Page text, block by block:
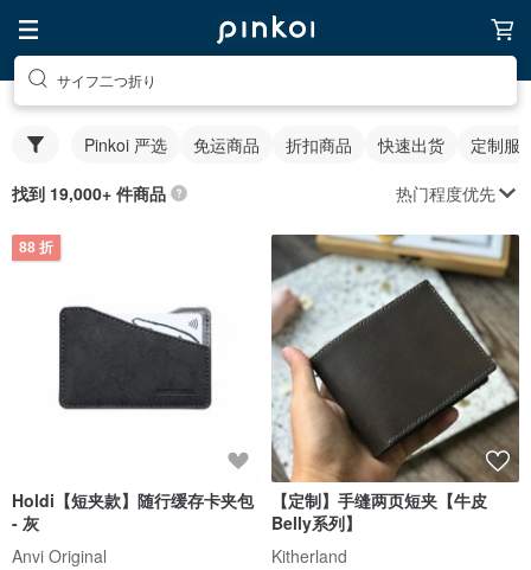
サイフ二つ折り
Pinkoi 严选 免运商品 折扣商品 快速出货 定制服
找到 19,000+ 件商品 热门程度优先
88 折
Holdi【短夹款】随行缓存卡夹包
- 灰
Anvi Original
【定制】手缝两页短夹【牛皮
Belly系列】
Kitherland